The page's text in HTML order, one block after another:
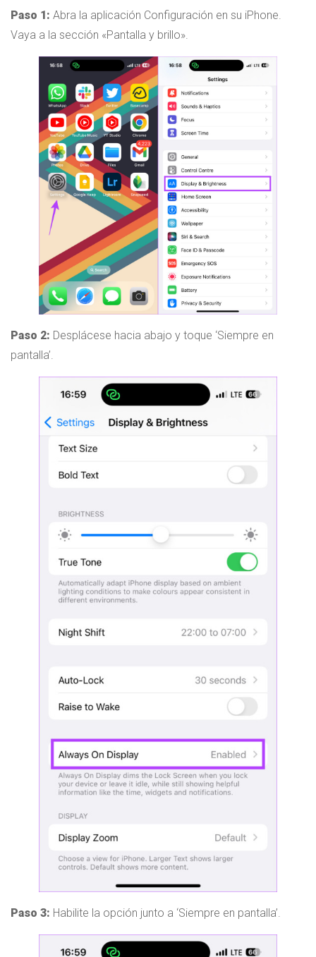
Paso 1: Abra la aplicación Configuración en su iPhone.
Vaya a la sección «Pantalla y brillo».
Paso 2: Desplácese hacia abajo y toque ‘Siempre en
pantalla’.
Paso 3: Habilite la opción junto a ‘Siempre en pantalla’.